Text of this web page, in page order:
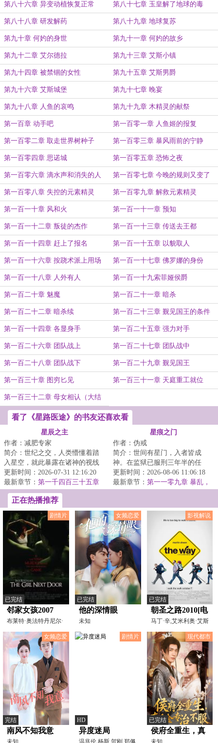
第八十六章 异变动植恢复正常 第八十七章 玉皇解了地球的毒
第八十八章 研发解药 第八十九章 地球复苏
第九十章 何妁的身世 第九十一章 何妁的故乡
第九十二章 艾尔德拉 第九十三章 艾斯小镇
第九十四章 被禁锢的女性 第九十五章 艾斯男爵
第九十六章 艾斯城堡 第九十七章 晚宴
第九十八章 人鱼的哀鸣 第九十九章 木精灵的献祭
第一百章 动手吧 第一百零一章 人鱼姬的报复
第一百零二章 取走世界树种子 第一百零三章 暴风雨前的宁静
第一百零四章 思诺城 第一百零五章 恐怖之夜
第一百零六章 滴水声和消失的人 第一百零七章 今晚的规则又变了
第一百零八章 失控的元素精灵 第一百零九章 解救元素精灵
第一百一十章 风和火 第一百一十一章 预知
第一百一十二章 叛徒的杰作 第一百一十三章 传送去王都
第一百一十四章 赶上了报名 第一百一十五章 以貌取人
第一百一十六章 按跷术派上用场 第一百一十七章 佛罗娜的身份
第一百一十八章 人外有人 第一百一十九索菲娅侯爵
第一百二十章 魅魔 第一百二十一章 暗杀
第一百二十二章 暗杀续 第一百二十三章 觐见国王的条件
第一百一十四章 各显身手 第一百二十五章 强力对手
第一百二十六章 团队战上 第一百二十七章 团队战中
第一百二十八章 团队战下 第一百二十九章 觐见国王
第一百三十章 图穷匕见 第一百三十一章 天庭重工就位
第一百三十二章 母女相认（大结
局）看了《星路医途》的书友还喜欢看
星辰之主
作者：减肥专家
简介：世纪之交，人类懵懂着踏
入星空，就此暴露在诸神的视线
之下。少年罗南背负着祖父的罪
孽，走出实验室...
更新时间：2026-07-31 12:16:20
最新章节： 第一千四百三十五章
四连星（下）
星痕之门
作者：伪戒
简介：世间有星门，入者皆成
神。在监狱已服刑三年半的任
也，突然被一位神秘人接见。对
方说：“如果你愿意...
更新时间：2026-08-06 11:06:18
最新章节： 第一一零九章 暴乱，
正在热播推荐
剧情片
已完结
邻家女孩2007
布莱特·奥法特丹尼尔·
曼彻布兰奇·贝克
女频恋爱
已完结
他的深情眼
未知
影视解说
已完结
朝圣之路2010[电
影解说]
马丁·辛,艾米利奥·艾斯
特维兹,黛博拉·卡
女频恋爱
完结
南风不知我意
未知
剧情片
HD
异度迷局
温兆伦,杨斯,贺刚,郑佩
现代都市
已完结
侯府全重生，真
未知